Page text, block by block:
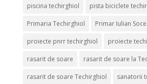
piscina techirghiol pista biciclete
Primaria Techirghiol Primar Iulian
proiecte pnrr techirghiol proiecte
rasarit de soare rasarit de soare la
rasarit de soare Techirghiol sanatorii